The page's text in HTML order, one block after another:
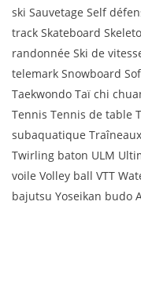
ski Sauvetage Self
track Skateboard
randonnée Ski de
telemark Snowboard
Taekwondo Taï chi
Tennis Tennis de table
subaquatique
Twirling baton ULM
voile Volley ball VTT
bajutsu Yoseikan budo